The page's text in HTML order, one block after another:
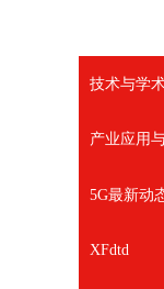
技术与学
产业应用
5G最新动
XFdtd